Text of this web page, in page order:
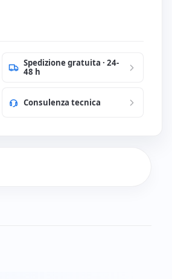
Spedizione gratuita · 24-
48 h
Consulenza tecnica